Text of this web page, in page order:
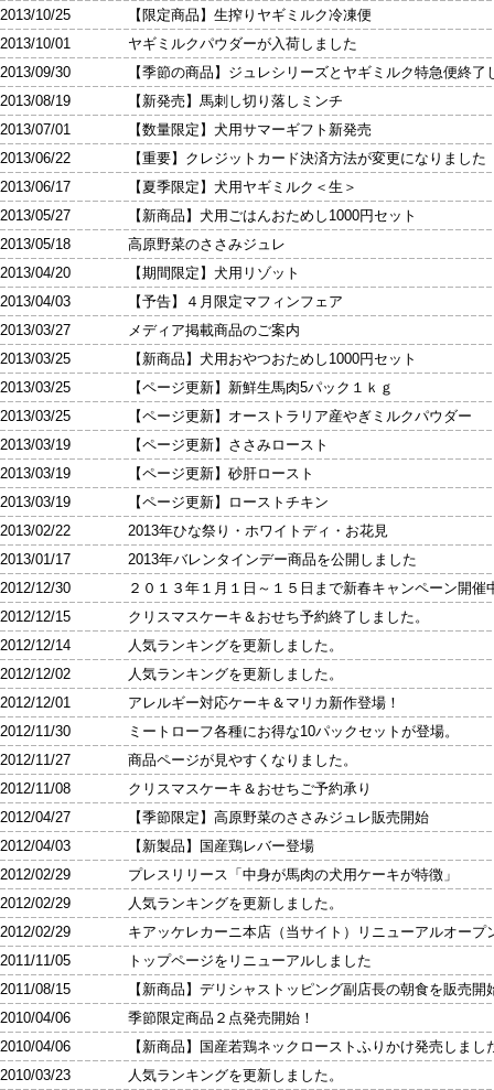
2013/10/25 【限定商品】生搾りヤギミルク冷凍便
2013/10/01 ヤギミルクパウダーが入荷しました
2013/09/30 【季節の商品】ジュレシリーズとヤギミルク特急便終了
2013/08/19 【新発売】馬刺し切り落しミンチ
2013/07/01 【数量限定】犬用サマーギフト新発売
2013/06/22 【重要】クレジットカード決済方法が変更になりました
2013/06/17 【夏季限定】犬用ヤギミルク＜生＞
2013/05/27 【新商品】犬用ごはんおためし1000円セット
2013/05/18 高原野菜のささみジュレ
2013/04/20 【期間限定】犬用リゾット
2013/04/03 【予告】４月限定マフィンフェア
2013/03/27 メディア掲載商品のご案内
2013/03/25 【新商品】犬用おやつおためし1000円セット
2013/03/25 【ページ更新】新鮮生馬肉5パック１ｋｇ
2013/03/25 【ページ更新】オーストラリア産やぎミルクパウダー
2013/03/19 【ページ更新】ささみロースト
2013/03/19 【ページ更新】砂肝ロースト
2013/03/19 【ページ更新】ローストチキン
2013/02/22 2013年ひな祭り・ホワイトディ・お花見
2013/01/17 2013年バレンタインデー商品を公開しました
2012/12/30 ２０１３年１月１日～１５日まで新春キャンペーン開催
2012/12/15 クリスマスケーキ＆おせち予約終了しました。
2012/12/14 人気ランキングを更新しました。
2012/12/02 人気ランキングを更新しました。
2012/12/01 アレルギー対応ケーキ＆マリカ新作登場！
2012/11/30 ミートローフ各種にお得な10パックセットが登場。
2012/11/27 商品ページが見やすくなりました。
2012/11/08 クリスマスケーキ＆おせちご予約承り
2012/04/27 【季節限定】高原野菜のささみジュレ販売開始
2012/04/03 【新製品】国産鶏レバー登場
2012/02/29 プレスリリース「中身が馬肉の犬用ケーキが特徴」
2012/02/29 人気ランキングを更新しました。
2012/02/29 キアッケレカーニ本店（当サイト）リニューアルオープ
2011/11/05 トップページをリニューアルしました
2011/08/15 【新商品】デリシャストッピング副店長の朝食を販売開
2010/04/06 季節限定商品２点発売開始！
2010/04/06 【新商品】国産若鶏ネックローストふりかけ発売しまし
2010/03/23 人気ランキングを更新しました。